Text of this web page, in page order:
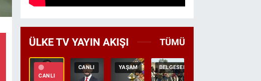
ÜLKE TV YAYIN AKIŞI TÜMÜ
CANLI
CANLI YAŞAM BELGESEL